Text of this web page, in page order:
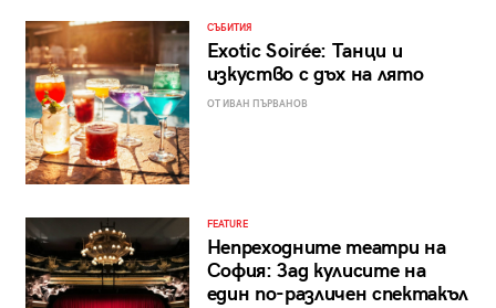
СЪБИТИЯ
Exotic Soirée: Танци и
изкуство с дъх на лято
ОТ ИВАН ПЪРВАНОВ
FEATURE
Непреходните театри на
София: Зад кулисите на
един по-различен спектакъл